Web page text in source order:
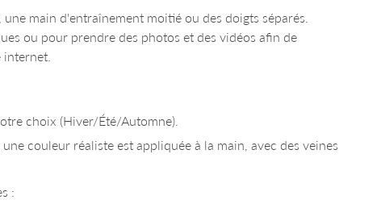
main d'entraînement moitié ou des doigts séparés.
ou pour prendre des photos et des vidéos afin de
internet.
choix (Hiver/Été/Automne).
couleur réaliste est appliquée à la main, avec des veines
: